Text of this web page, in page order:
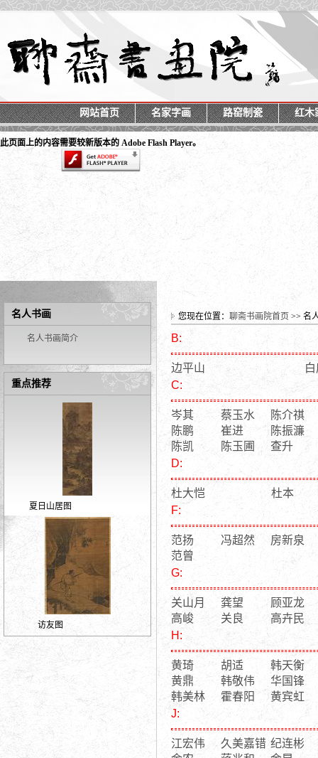
网站首页 名家字画 路窑制瓷 红木
此页面上的内容需要较新版本的 Adobe Flash Player。
名人书画
名人书画简介
重点推荐
夏日山居图
访友图
您现在位置： 聊斋书画院首页 >> 名
B:
边平山
C:
岑其 蔡玉水
陈介祺
陈鹏
崔进
陈振濂
陈凯
陈玉圃
查升
D:
杜大恺
杜本
F:
范扬 冯超然
房新泉
范曾
G:
关山月 龚望
顾亚龙
高峻
关良
高卉民
H:
黄琦 胡适
韩天衡
黄鼎
韩敬伟
华国锋
韩美林
霍春阳
黄宾虹
J:
江宏伟 久美嘉错 纪连彬